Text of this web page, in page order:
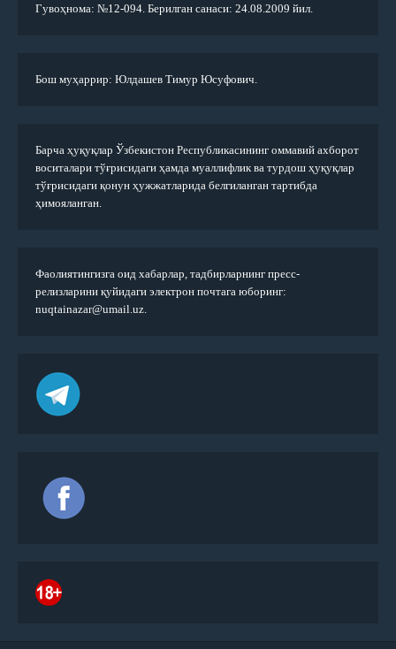
Гувоҳнома: №12-094. Берилган санаси: 24.08.2009 йил.
Бош муҳаррир: Юлдашев Тимур Юсуфович.
Барча ҳуқуқлар Ўзбекистон Республикасининг оммавий ахборот
воситалари тўғрисидаги ҳамда муаллифлик ва турдош ҳуқуқлар
тўғрисидаги қонун ҳужжатларида белгиланган тартибда
ҳимояланган.
Фаолиятингизга оид хабарлар, тадбирларнинг пресс-
релизларини қуйидаги электрон почтага юборинг:
nuqtainazar@umail.uz.